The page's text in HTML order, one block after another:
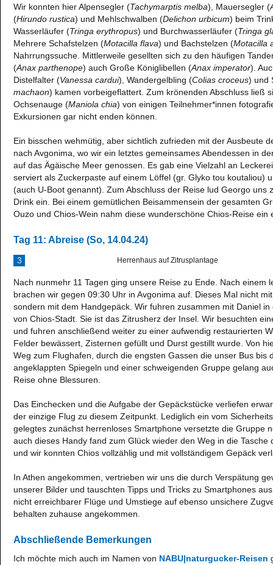
Wir konnten hier Alpensegler (Tachymarptis melba), Mauersegler (
(Hirundo rustica) und Mehlschwalben (Delichon urbicum) beim
Wasserläufer (Tringa erythropus) und Burchwasserläufer (Tringa
Mehrere Schafstelzen (Motacilla flava) und Bachstelzen (Motacilla
Nahrrungssuche. Mittlerweile gesellten sich zu den häufigen
(Anax parthenope) auch Große Königlibellen (Anax imperator).
Distelfalter (Vanessa cardui), Wandergelbling (Colias croceus) und
machaon) kamen vorbeigeflattert. Zum krönenden Abschluss ließ
Ochsenauge (Maniola chia) von einigen Teilnehmer*innen
Exkursionen gar nicht enden können.
Ein bisschen wehmütig, aber sichtlich zufrieden mit der Ausbeute
nach Avgonima, wo wir ein letztes gemeinsames Abendessen in
auf das Ägäische Meer genossen. Es gab eine Vielzahl an
serviert als Zuckerpaste auf einem Löffel (gr. Glyko tou koutaliou)
(auch U-Boot genannt). Zum Abschluss der Reise lud Georgo uns
Drink ein. Bei einem gemütlichen Beisammensein der gesamten
Ouzo und Chios-Wein nahm diese wunderschöne Chios-Reise ein
Tag 11: Abreise (So, 14.04.24)
3 Herrenhaus auf Zitrusplantage
Nach nunmehr 11 Tagen ging unsere Reise zu Ende. Nach einem
brachen wir gegen 09:30 Uhr in Avgonima auf. Dieses Mal nicht
sondern mit dem Handgepäck. Wir fuhren zusammen mit Daniel
von Chios-Stadt. Sie ist das Zitrusherz der Insel. Wir besuchten
und fuhren anschließend weiter zu einer aufwendig restaurierten
Felder bewässert, Zisternen gefüllt und Durst gestillt wurde. Von
Weg zum Flughafen, durch die engsten Gassen die unser Bus bis
angeklappten Spiegeln und einer schweigenden Gruppe gelang
Reise ohne Blessuren.
Das Einchecken und die Aufgabe der Gepäckstücke verliefen
der einzige Flug zu diesem Zeitpunkt. Lediglich ein vom
gelegtes zunächst herrenloses Smartphone versetzte die Gruppe
auch dieses Handy fand zum Glück wieder den Weg in die
und wir konnten Chios vollzählig und mit vollständigem Gepäck
In Athen angekommen, vertrieben wir uns die durch Verspätung
unserer Bilder und tauschten Tipps und Tricks zu Smartphones
nicht erreichbarer Flüge und Umstiege auf ebenso unsichere
behalten zuhause angekommen.
Abschließende Bemerkungen
Ich möchte mich auch im Namen von NABU|naturgucker-Reisen